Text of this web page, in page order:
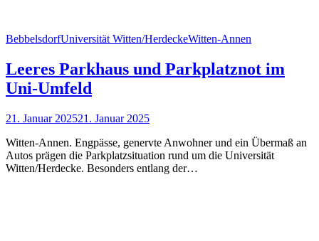
BebbelsdorfUniversität Witten/HerdeckeWitten-Annen
Leeres Parkhaus und Parkplatznot im
Uni-Umfeld
21. Januar 202521. Januar 2025
Witten-Annen. Engpässe, genervte Anwohner und ein Übermaß an
Autos prägen die Parkplatzsituation rund um die Universität
Witten/Herdecke. Besonders entlang der…